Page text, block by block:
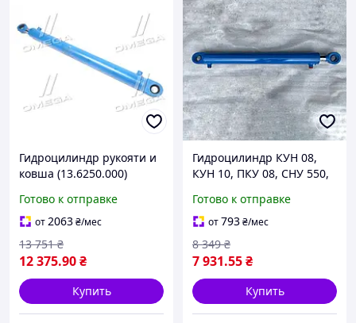
Гидроцилиндр рукояти и
ковша (13.6250.000)
ЭО-2621А,В,В1,В2,-2203,-2
626 (пр-во ВЗТА)
Ц80.50.700.01.30.
Готово к отправке
от2063₴/мес
12 375.90₴
13 751 ₴
Купить
Гидроцилиндр КУН 08,
КУН 10, ПКУ 08, СНУ 550,
80/50х700.3.11 (1000),
подъема стрелы/рамы
Готово к отправке
от793₴/мес
7 931.55₴
8 349 ₴
Купить